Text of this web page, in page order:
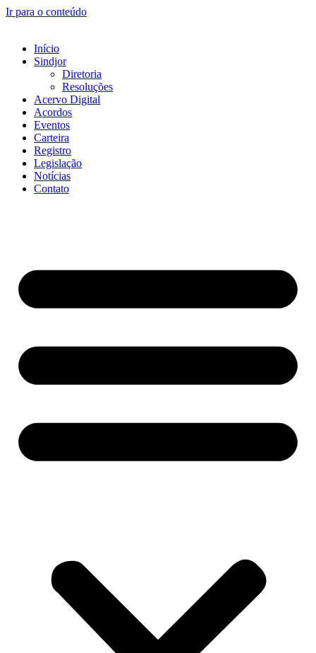
Ir para o conteúdo
Início
Sindjor
Diretoria
Resoluções
Acervo Digital
Acordos
Eventos
Carteira
Registro
Legislação
Notícias
Contato